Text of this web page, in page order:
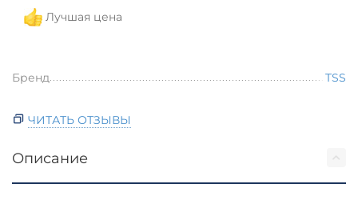
Лучшая цена
Бренд TSS
ЧИТАТЬ ОТЗЫВЫ
Описание